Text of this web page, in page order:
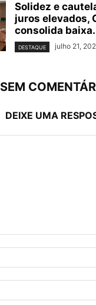
Solidez e
juros elevados,
consolida
DESTAQUE julho 21,
SEM
DEIXE UMA